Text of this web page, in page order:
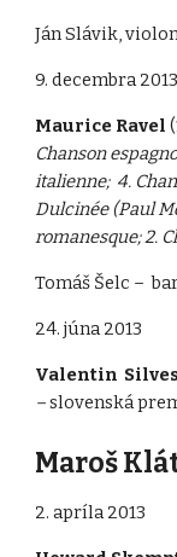
Ján Slávik,
9. decembra 2013
Maurice Ravel
Chanson
italienne; 4.
Dulcinée (Paul
romanesque; 2.
Tomáš Šelc –
24. júna 2013
Valentin
–slovenská
Maroš
2. apríla 2013